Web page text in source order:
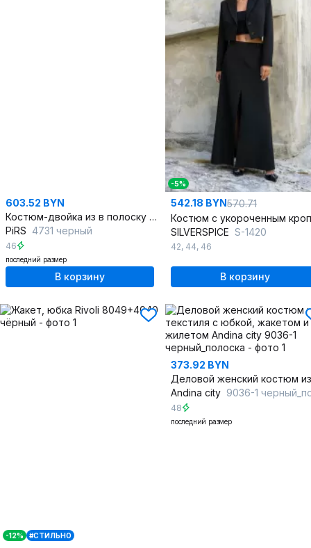
603.52 BYN
Костюм-двойка из в полоску из текстиля и приталенной юбкой
PiRS 4731 черный
46
последний размер
В корзину
-5%
542.18 BYN570.71
SILVERSPICE S-1420
42, 44, 46
В корзину
-12% #СТИЛЬНО
373.92 BYN
Andina city 9036-1
48
последний размер